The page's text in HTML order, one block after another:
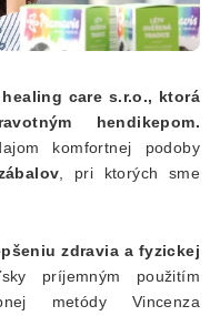
care s.r.o., ktorá
hendikepom.
komfortnej podoby
, pri ktorých sme
zdravia a fyzickej
príjemným použitím
metódy Vincenza